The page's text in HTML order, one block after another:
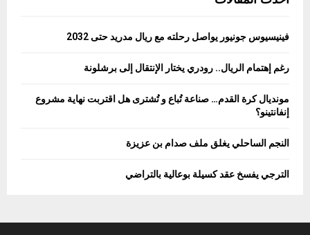
فينيسيوس جونيور يواصل رحلته مع ريال مدريد حتى 2032
رغم إهتمام الريال.. رودري يختار الإنتقال إلى برشلونة
مونديال كرة القدم… صناعة تُباع و تُشترى هل اقتربت نهاية مشروع
إنفانتينو؟
النجم الساحلي يغلق ملف صدام بن عزيزة
الترجي يفسخ عقد كسيلة بوعالية بالتراضي